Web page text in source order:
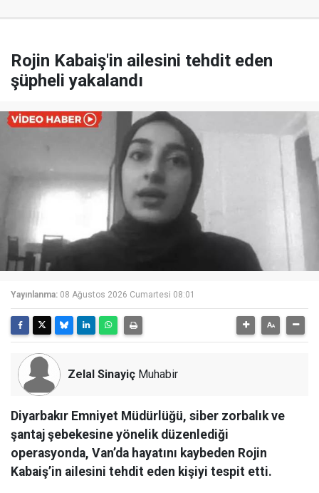
Rojin Kabaiş'in ailesini tehdit eden
şüpheli yakalandı
Yayınlanma: 08 Ağustos 2026 Cumartesi 08:01
Zelal Sinayiç Muhabir
Diyarbakır Emniyet Müdürlüğü, siber zorbalık ve
şantaj şebekesine yönelik düzenlediği
operasyonda, Van’da hayatını kaybeden Rojin
Kabaiş’in ailesini tehdit eden kişiyi tespit etti.